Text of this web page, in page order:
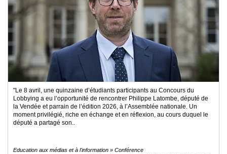
"Le 8 avril, une quinzaine d’étudiants participants au Concours du
Lobbying a eu l’opportunité de rencontrer Philippe Latombe, député de
la Vendée et parrain de l’édition 2026, à l’Assemblée nationale. Un
moment privilégié, riche en échange et en réflexion, au cours duquel le
député a partagé son..
Education aux médias et à l'information » Conférence